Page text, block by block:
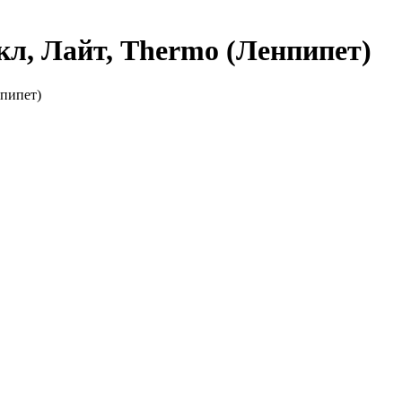
Лайт, Thermo (Ленпипет)